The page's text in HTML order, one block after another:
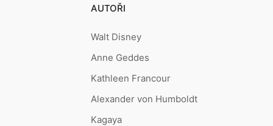
AUTOŘI
Walt Disney
Anne Geddes
Kathleen Francour
Alexander von Humboldt
Kagaya